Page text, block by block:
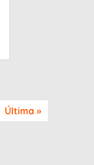
Última »